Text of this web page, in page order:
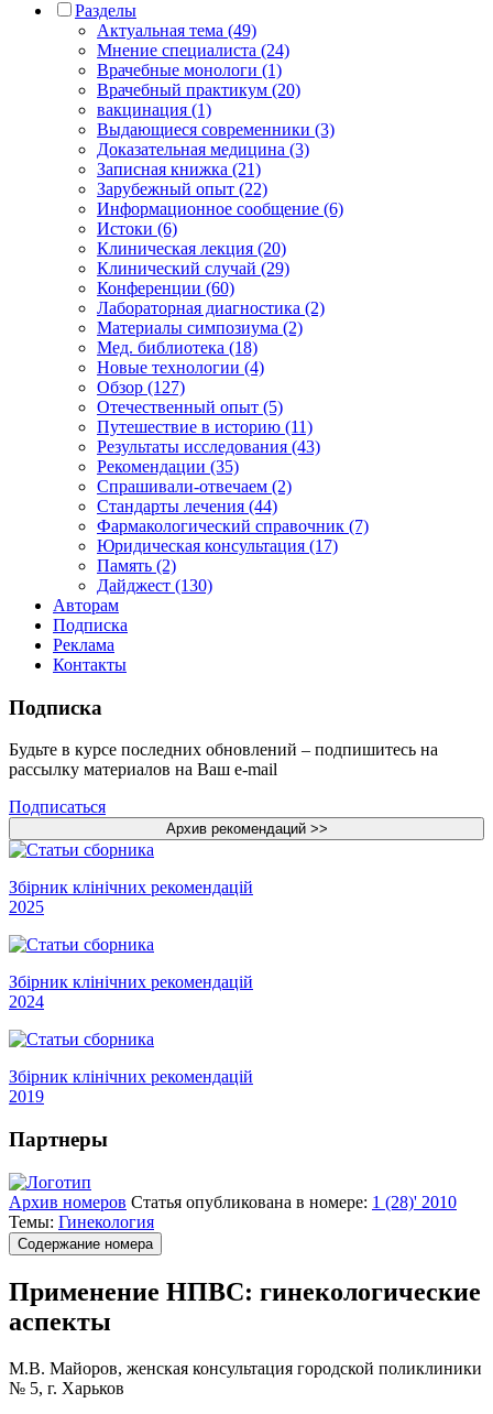
Разделы
Актуальная тема (49)
Мнение специалиста (24)
Врачебные монологи (1)
Врачебный практикум (20)
вакцинация (1)
Выдающиеся современники (3)
Доказательная медицина (3)
Записная книжка (21)
Зарубежный опыт (22)
Информационное сообщение (6)
Истоки (6)
Клиническая лекция (20)
Клинический случай (29)
Конференции (60)
Лабораторная диагностика (2)
Материалы симпозиума (2)
Мед. библиотека (18)
Новые технологии (4)
Обзор (127)
Отечественный опыт (5)
Путешествие в историю (11)
Результаты исследования (43)
Рекомендации (35)
Спрашивали-отвечаем (2)
Стандарты лечения (44)
Фармакологический справочник (7)
Юридическая консультация (17)
Память (2)
Дайджест (130)
Авторам
Подписка
Реклама
Контакты
Подписка
Будьте в курсе последних обновлений – подпишитесь на
рассылку материалов на Ваш e-mail
Подписаться
Збірник клінічних рекомендацій
2025
Збірник клінічних рекомендацій
2024
Збірник клінічних рекомендацій
2019
Партнеры
Архив номеров Статья опубликована в номере: 1 (28)' 2010
Темы: Гинекология
Содержание номера
Применение НПВС: гинекологические
аспекты
М.В. Майоров, женская консультация городской поликлиники
№ 5, г. Харьков